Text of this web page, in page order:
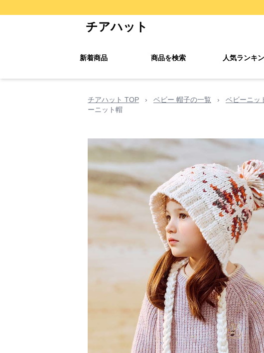
チアハット
新着商品 商品を検索 人気ランキ
チアハット TOP › ベビー 帽子の一覧 › ベビーニッ
ーニット帽